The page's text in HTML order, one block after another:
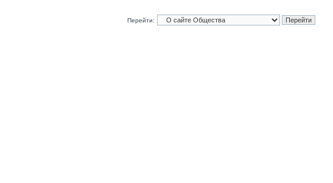
Перейти: